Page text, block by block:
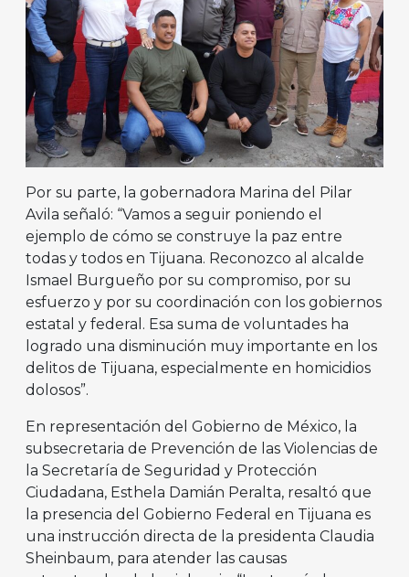
Por su parte, la gobernadora Marina del Pilar
Avila señaló: “Vamos a seguir poniendo el
ejemplo de cómo se construye la paz entre
todas y todos en Tijuana. Reconozco al alcalde
Ismael Burgueño por su compromiso, por su
esfuerzo y por su coordinación con los gobiernos
estatal y federal. Esa suma de voluntades ha
logrado una disminución muy importante en los
delitos de Tijuana, especialmente en homicidios
dolosos”.
En representación del Gobierno de México, la
subsecretaria de Prevención de las Violencias de
la Secretaría de Seguridad y Protección
Ciudadana, Esthela Damián Peralta, resaltó que
la presencia del Gobierno Federal en Tijuana es
una instrucción directa de la presidenta Claudia
Sheinbaum, para atender las causas